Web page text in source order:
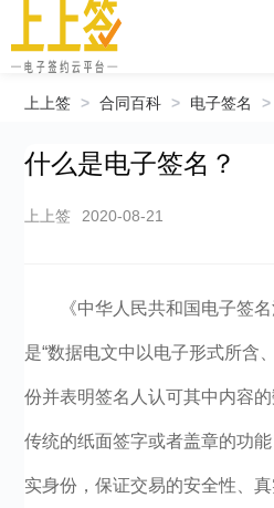
上上签 > 合同百科 > 电子签名 >
什么是电子签名？
上上签 2020-08-21
《中华人民共和国电子签名
是“数据电文中以电子形式所含
份并表明签名人认可其中内容
传统的纸面签字或者盖章的功
实身份，保证交易的安全性、